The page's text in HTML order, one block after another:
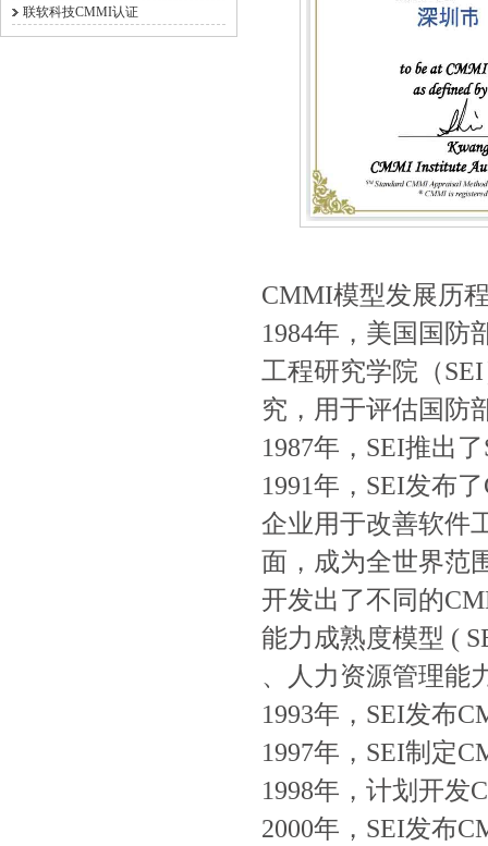
联软科技CMMI认证
CMMI模型发展历
1984年，美国国防
工程研究学院（
究，用于评估国防
1987年，SEI推出
1991年，SEI发布
企业用于改善软件
面，成为全世界范
开发出了不同的
能力成熟度模型 (
、人力资源管理能
1993年，SEI发布
1997年，SEI制定
1998年，计划开发
2000年，SEI发布